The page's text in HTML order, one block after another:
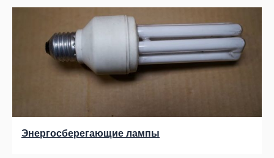
Энергосберегающие лампы